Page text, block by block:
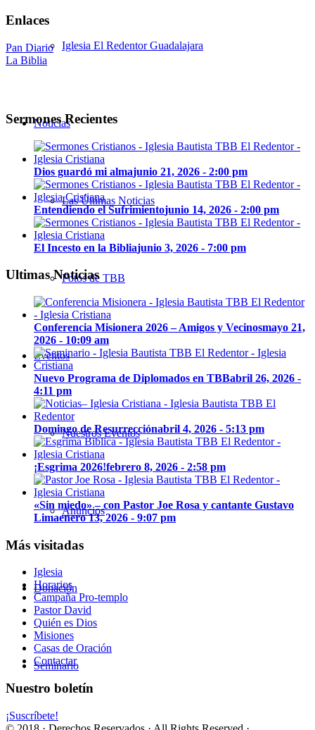
Iglesia El Redentor Guadalajara
Noticias
Las Últimas Noticias
Fotos de TBB
Eventos
Nuestros Eventos
Anuncios
Donación
Seminario
Enlaces
Pan Diario
La Biblia
Sermones Recientes
Dios guardó mi almajunio 21, 2026 - 2:00 pm
Entendiendo el Sufrimientojunio 14, 2026 - 2:00 pm
El Incesto en la Bibliajunio 3, 2026 - 7:00 pm
Ultimas Noticias
Conferencia Misionera 2026 – Amigos y Vecinosmayo 21,
2026 - 10:09 am
Nuevo Programa de Diplomados en TBBabril 26, 2026 -
4:11 pm
Domingo de Resurrecciónabril 4, 2026 - 5:13 pm
¡Esgrima 2026!febrero 8, 2026 - 2:58 pm
«Sin miedo» – con Pastor Joe Rosa y cantante Gustavo
Limaenero 13, 2026 - 9:07 pm
Más visitadas
Iglesia
Horarios
Campaña Pro-templo
Pastor David
Quién es Dios
Misiones
Casas de Oración
Contactar
Nuestro boletín
¡Suscríbete!